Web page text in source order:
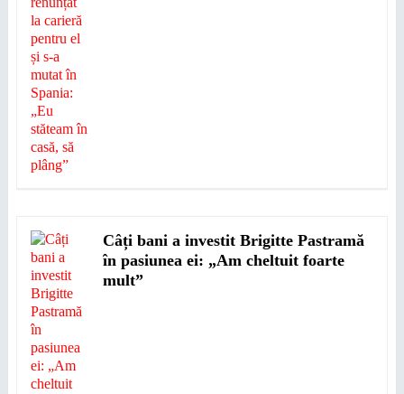
Câți bani a investit Brigitte Pastramă
în pasiunea ei: „Am cheltuit foarte
mult”